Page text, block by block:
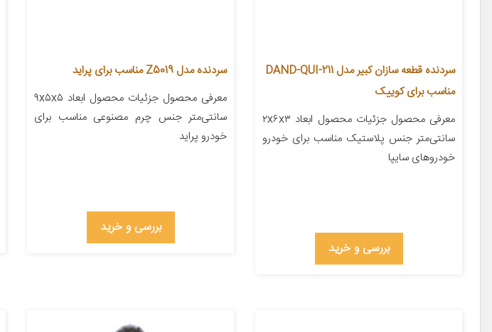
سردنده قطعه سازان کبیر مدل DAND-QUI-211
مناسب برای کوییک
معرفی محصول جزئیات محصول ابعاد ۲x۶x۳
سانتی‌متر جنس پلاستیک مناسب برای خودرو
خودروهای سایپا
بررسی و خرید
سردنده مدل Z5019 مناسب برای پراید
معرفی محصول جزئیات محصول ابعاد ۹x۵x۵
سانتی‌متر جنس چرم مصنوعی مناسب برای
خودرو پراید
بررسی و خرید